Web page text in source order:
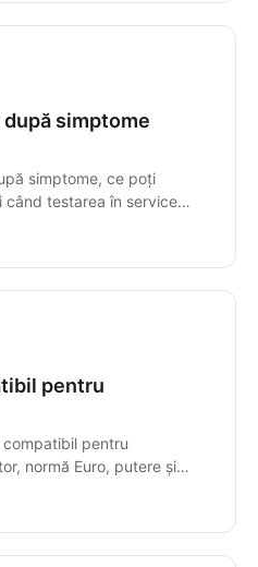
simptome
simptome, ce poți
când testarea în service
pentru
compatibil pentru
normă Euro, putere și